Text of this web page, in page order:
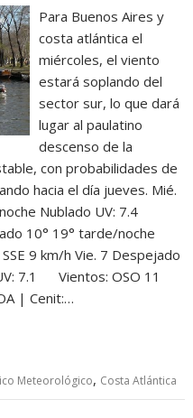
Para Buenos Aires y
costa atlántica el
miércoles, el viento
estará soplando del
sector sur, lo que dará
lugar al paulatino
descenso de la
con probabilidades de
hacia el día jueves. Mié.
Nublado UV: 7.4
10° 19° tarde/noche
9 km/h Vie. 7 Despejado
7.1 Vientos: OSO 11
| Cenit:…
Meteorológico, Costa Atlántica